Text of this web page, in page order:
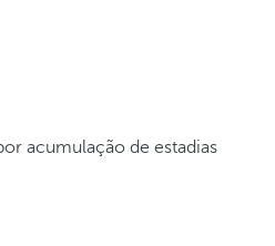
acumulação de estadias